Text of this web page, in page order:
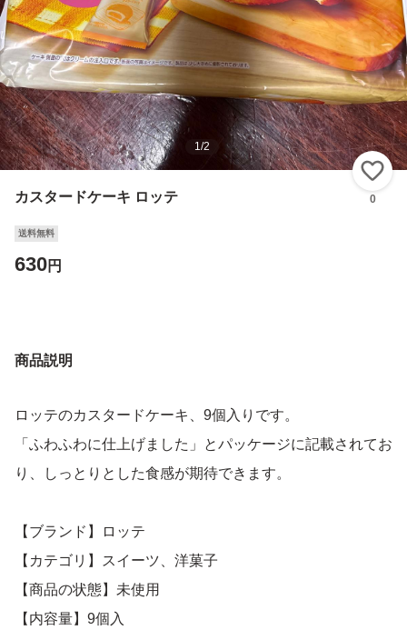
1/2
カスタードケーキ ロッテ 0
送料無料
630円
商品説明
ロッテのカスタードケーキ、9個入りです。
「ふわふわに仕上げました」とパッケージに記載されてお
り、しっとりとした食感が期待できます。
【ブランド】ロッテ
【カテゴリ】スイーツ、洋菓子
【商品の状態】未使用
【内容量】9個入